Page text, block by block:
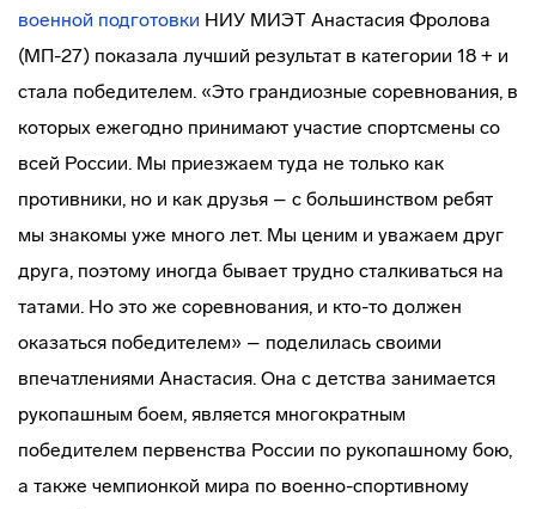
военной подготовки НИУ МИЭТ Анастасия Фролова
(МП-27) показала лучший результат в категории 18 + и
стала победителем. «Это грандиозные соревнования, в
которых ежегодно принимают участие спортсмены со
всей России. Мы приезжаем туда не только как
противники, но и как друзья – с большинством ребят
мы знакомы уже много лет. Мы ценим и уважаем друг
друга, поэтому иногда бывает трудно сталкиваться на
татами. Но это же соревнования, и кто-то должен
оказаться победителем» – поделилась своими
впечатлениями Анастасия. Она с детства занимается
рукопашным боем, является многократным
победителем первенства России по рукопашному бою,
а также чемпионкой мира по военно-спортивному